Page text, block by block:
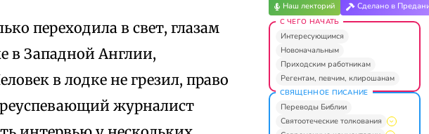
переходила в свет, глазам
в Западной Англии,
в лодке не грезил, право
журналист
Наш лекторий Сделано в
С ЧЕГО НАЧАТЬ
Интересующимся
Новоначальным
Приходским работникам
Регентам, певчим, клирошанам
СВЯЩЕННОЕ ПИСАНИЕ
Переводы Библии
Святоотеческие толкования